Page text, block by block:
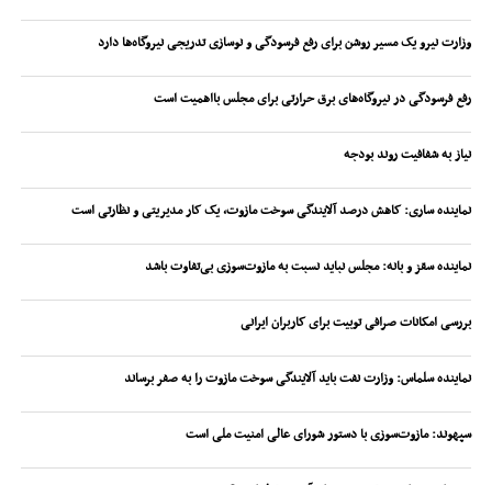
وزارت نیرو یک مسیر روشن برای رفع فرسودگی و نوسازی تدریجی نیروگاه‌ها دارد
رفع فرسودگی در نیروگاه‌های برق حرارتی برای مجلس بااهمیت است
نیاز به شفافیت روند بودجه
نماینده ساری: کاهش درصد آلایندگی سوخت مازوت، یک کار مدیریتی و نظارتی است
نماینده سقز و بانه: مجلس نباید نسبت به مازوت‌سوزی بی‌تفاوت باشد
بررسی امکانات صرافی توبیت برای کاربران ایرانی
نماینده سلماس: وزارت نفت باید آلایندگی سوخت مازوت را به صفر برساند
سپهوند:‌ مازوت‌سوزی با دستور شورای عالی امنیت ملی است